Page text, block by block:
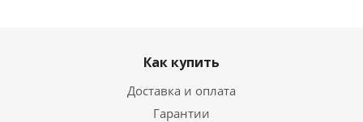
Как купить
Доставка и оплата
Гарантии